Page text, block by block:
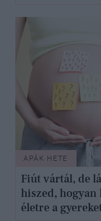
APÁK HETE
Fiút vártál, de
hiszed, hogyan
életre a